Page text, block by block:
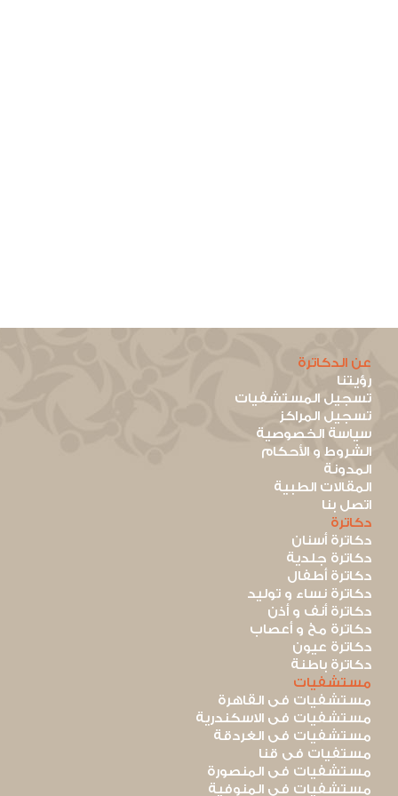
عن الدكاترة
رؤيتنا
تسجيل المستشفيات
تسجيل المراكز
سياسة الخصوصية
الشروط و الأحكام
المدونة
المقالات الطبية
اتصل بنا
دكاترة
دكاترة أسنان
دكاترة جلدية
دكاترة أطفال
دكاترة نساء و توليد
دكاترة أنف و أذن
دكاترة مخ و أعصاب
دكاترة عيون
دكاترة باطنة
مستشفيات
مستشفيات فى القاهرة
مستشفيات فى الاسكندرية
مستشفيات فى الغردقة
مستفيات فى قنا
مستشفيات فى المنصورة
مستشفيات فى المنوفية